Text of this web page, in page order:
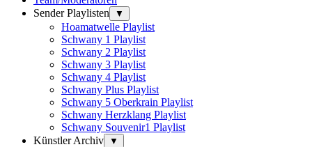
Sender Playlisten
▼
Hoamatwelle Playlist
Schwany 1 Playlist
Schwany 2 Playlist
Schwany 3 Playlist
Schwany 4 Playlist
Schwany Plus Playlist
Schwany 5 Oberkrain Playlist
Schwany Herzklang Playlist
Schwany Souvenir1 Playlist
Künstler Archiv
▼